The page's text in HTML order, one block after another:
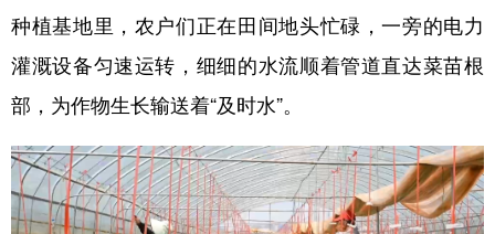
种植基地里，农户们正在田间地头忙碌，一旁的电力
灌溉设备匀速运转，细细的水流顺着管道直达菜苗根
部，为作物生长输送着“及时水”。